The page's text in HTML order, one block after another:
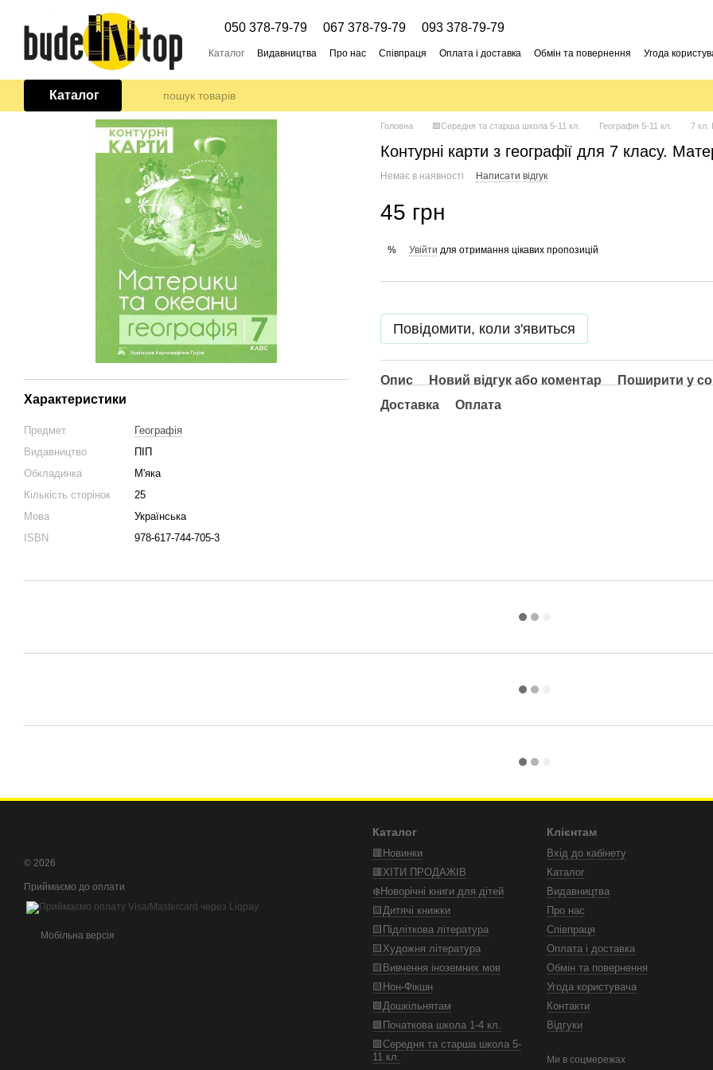
Перейти до основного контенту
050 378-79-79 067 378-79-79 093 378-79-79
Каталог Видавництва Про нас Співпраця Оплата і доставка Обмін та повернення Угода
Каталог
Характеристики
Предмет
Географія
Видавництво
ПІП
Обкладинка
М'яка
Кількість сторінок
25
Мова
Українська
ISBN
978-617-744-705-3
Головна 🟩Середня та старша школа 5-11 кл. Географія 5-11 кл. 7
Контурні карти з географії для 7 класу.
Немає в наявності Написати відгук
45 грн
% Увійти для отримання цікавих пропозицій
Повідомити, коли з'явиться
Опис Новий відгук або коментар
Поширити у
Доставка
Оплата
© 2026
Приймаємо до оплати
Мобільна версія
Каталог
🟥Новинки
🟥ХІТИ ПРОДАЖІВ
❄️Новорічні книги для дітей
🟨Дитячі книжки
🟨Підліткова література
🟨Художня література
🟨Вивчення іноземних мов
🟨Нон-Фікшн
🟩Дошкільнятам
🟩Початкова школа 1-4 кл.
🟩Середня та старша школа 5-
11 кл.
Клієнтам
Вхід до кабінету
Каталог
Видавництва
Про нас
Співпраця
Оплата і доставка
Обмін та повернення
Угода користувача
Контакти
Відгуки
Ми в соцмережах